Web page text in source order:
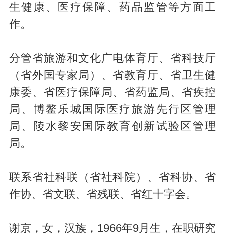
生健康、医疗保障、药品监管等方面工
作。
分管省旅游和文化广电体育厅、省科技厅
（省外国专家局）、省教育厅、省卫生健
康委、省医疗保障局、省药监局、省疾控
局、博鳌乐城国际医疗旅游先行区管理
局、陵水黎安国际教育创新试验区管理
局。
联系省社科联（省社科院）、省科协、省
作协、省文联、省残联、省红十字会。
谢京，女，汉族，1966年9月生，在职研究